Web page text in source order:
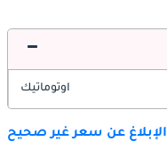
اوتوماتيك
الإبلاغ عن سعر غير صحيح